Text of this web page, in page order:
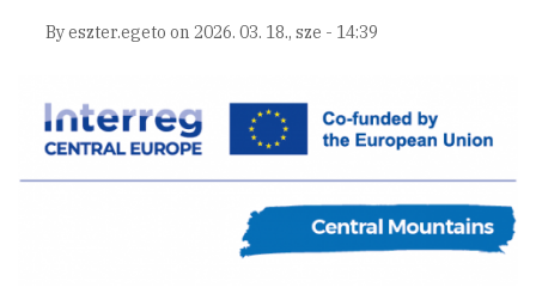
Byeszter.egeto on 2026. 03. 18., sze - 14:39